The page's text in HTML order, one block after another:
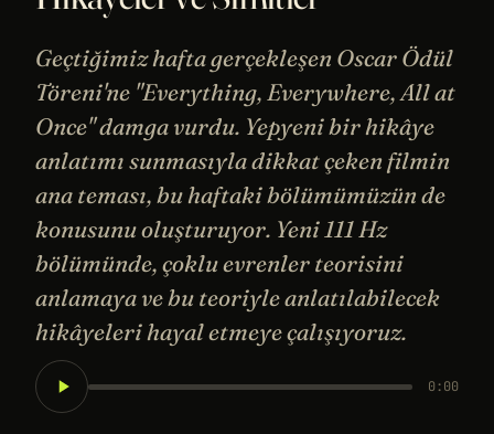
Geçtiğimiz hafta gerçekleşen Oscar Ödül
Töreni'ne "Everything, Everywhere, All at
Once" damga vurdu. Yepyeni bir hikâye
anlatımı sunmasıyla dikkat çeken filmin
ana teması, bu haftaki bölümümüzün de
konusunu oluşturuyor. Yeni 111 Hz
bölümünde, çoklu evrenler teorisini
anlamaya ve bu teoriyle anlatılabilecek
hikâyeleri hayal etmeye çalışıyoruz.
0:00